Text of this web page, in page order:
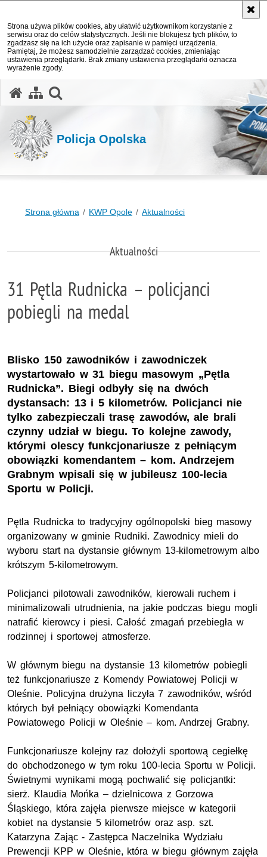
Strona używa plików cookies, aby ułatwić użytkownikom korzystanie z
serwisu oraz do celów statystycznych. Jeśli nie blokujesz tych plików, to
zgadzasz się na ich użycie oraz zapisanie w pamięci urządzenia.
Pamiętaj, że możesz samodzielnie zarządzać cookies, zmieniając
ustawienia przeglądarki. Brak zmiany ustawienia przeglądarki oznacza
wyrażenie zgody.
Policja Opolska
Strona główna KWP Opole Aktualności
Aktualności
31 Pętla Rudnicka – policjanci
pobiegli na medal
Blisko 150 zawodników i zawodniczek
wystartowało w 31 biegu masowym „Pętla
Rudnicka”. Biegi odbyły się na dwóch
dystansach: 13 i 5 kilometrów. Policjanci nie
tylko zabezpieczali trasę zawodów, ale brali
czynny udział w biegu. To kolejne zawody,
którymi olescy funkcjonariusze z pełniącym
obowiązki komendantem – kom. Andrzejem
Grabnym wpisali się w jubileusz 100-lecia
Sportu w Policji.
Pętla Rudnicka to tradycyjny ogólnopolski bieg masowy
organizowany w gminie Rudniki. Zawodnicy mieli do
wyboru start na dystansie głównym 13-kilometrowym albo
krótszym 5-kilometrowym.
Policjanci pilotowali zawodników, kierowali ruchem i
minimalizowali utrudnienia, na jakie podczas biegu mogli
natrafić kierowcy i piesi. Całość zmagań przebiegła w
rodzinnej i sportowej atmosferze.
W głównym biegu na dystansie 13 kilometrów pobiegli
też funkcjonariusze z Komendy Powiatowej Policji w
Oleśnie. Policyjna drużyna liczyła 7 zawodników, wśród
których był pełniący obowiązki Komendanta
Powiatowego Policji w Oleśnie – kom. Andrzej Grabny.
Funkcjonariusze kolejny raz dołożyli sportową cegiełkę
do obchodzonego w tym roku 100-lecia Sportu w Policji.
Świetnymi wynikami mogą pochwalić się policjantki:
sierż. Klaudia Mońka – dzielnicowa z Gorzowa
Śląskiego, która zajęła pierwsze miejsce w kategorii
kobiet na dystansie 5 kilometrów orazasp. szt.
Katarzyna Zając - Zastępca Naczelnika Wydziału
Prewencji KPP w Oleśnie, która w biegu głównym zajęła